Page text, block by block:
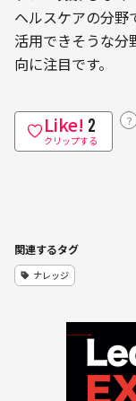
ヘルスケアの分野
活用できそうな分
向に注目です。
Like! 2
クリップする
？
関連するタグ
ナレッジ